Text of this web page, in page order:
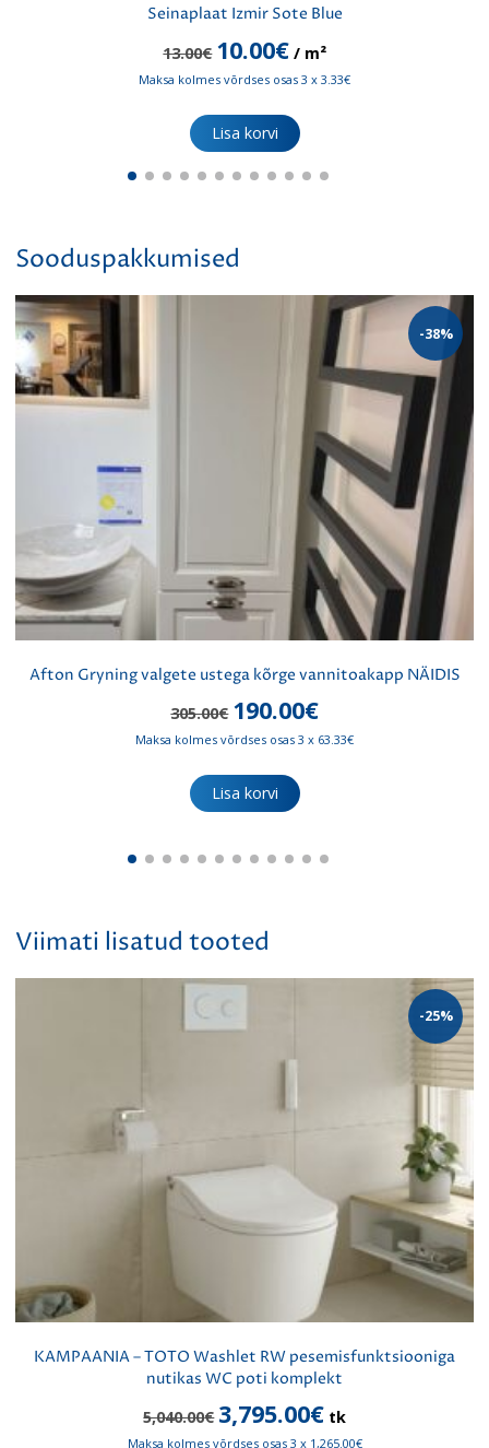
Seinaplaat Izmir Sote Blue
13.00€ Algne
hind
oli:
10.00€Praegune
hind
on:
/ m²
Maksa kolmes võrdses osas 3 x 3.33€
Lisa korvi
Sooduspakkumised
-38%
Afton Gryning valgete ustega kõrge vannitoakapp NÄIDIS
305.00€ Algne
hind
oli:
190.00€Praegune
on:
Maksa kolmes võrdses osas 3 x 63.33€
Lisa korvi
Viimati lisatud tooted
-25%
KAMPAANIA – TOTO Washlet RW pesemisfunktsiooniga
nutikas WC poti komplekt
5,040.00€ Algne
hind
3,795.00€Praegune
hind
tk
Maksa kolmes võrdses osas 3 x 1,265.00€